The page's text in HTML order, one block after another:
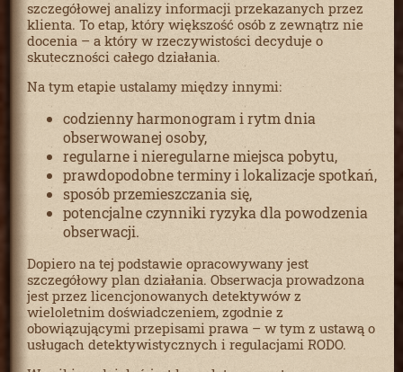
szczegółowej analizy informacji przekazanych przez
klienta. To etap, który większość osób z zewnątrz nie
docenia – a który w rzeczywistości decyduje o
skuteczności całego działania.
Na tym etapie ustalamy między innymi:
codzienny harmonogram i rytm dnia
obserwowanej osoby,
regularne i nieregularne miejsca pobytu,
prawdopodobne terminy i lokalizacje spotkań,
sposób przemieszczania się,
potencjalne czynniki ryzyka dla powodzenia
obserwacji.
Dopiero na tej podstawie opracowywany jest
szczegółowy plan działania. Obserwacja prowadzona
jest przez licencjonowanych detektywów z
wieloletnim doświadczeniem, zgodnie z
obowiązującymi przepisami prawa – w tym z ustawą o
usługach detektywistycznych i regulacjami RODO.